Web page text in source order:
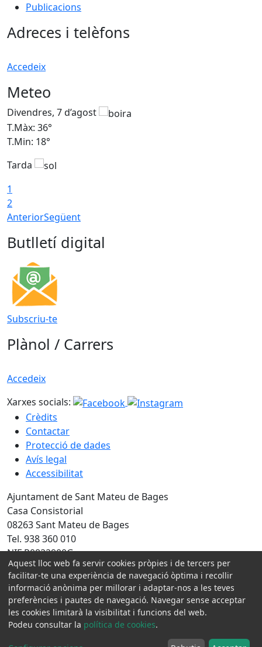
Publicacions
Adreces i telèfons
Accedeix
Meteo
Divendres, 7 d’agost
T.Màx: 36°
T.Min: 18°
Tarda
1
2
AnteriorSegüent
Butlletí digital
Subscriu-te
Plànol / Carrers
Accedeix
Xarxes socials:
Crèdits
Contactar
Protecció de dades
Avís legal
Accessibilitat
Ajuntament de Sant Mateu de Bages
Casa Consistorial
08263 Sant Mateu de Bages
Tel. 938 360 010
NIF P0822900G
Amb la col·laboració de:
Aquest lloc web fa servir cookies pròpies i de tercers per
facilitar-te una experiència de navegació òptima i recollir
informació anònima per millorar i adaptar-nos a les teves
preferències i pautes de navegació. Navegar sense acceptar
les cookies limitarà la visibilitat i funcions del web.
Podeu consultar la política de cookies.